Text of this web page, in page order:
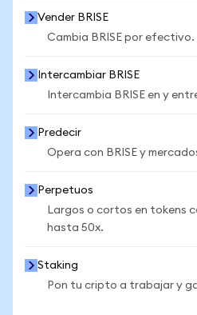
Vender BRISE
Cambia BRISE por efectivo.
Intercambiar BRISE
Intercambia BRISE en y
Predecir
Opera con BRISE y
Perpetuos
Largos o cortos en tokens
hasta 50x.
Staking
Pon tu cripto a trabajar y